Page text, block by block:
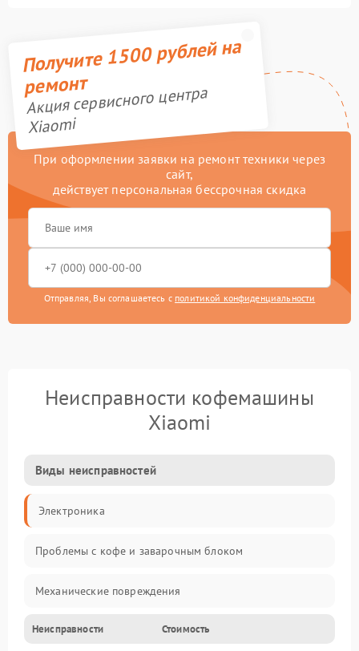
Получите 1500 рублей на
ремонт
Акция сервисного центра
Xiaomi
При оформлении заявки на ремонт техники через
сайт,
действует персональная бессрочная скидка
Отправляя, Вы соглашаетесь с политикой конфиденциальности
Неисправности кофемашины
Xiaomi
Виды неисправностей
Электроника
Проблемы с кофе и заварочным блоком
Механические повреждения
Прочие неисправности
Неисправности Стоимость